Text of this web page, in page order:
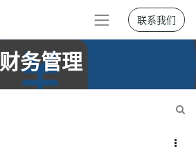
联系我们
财务管理